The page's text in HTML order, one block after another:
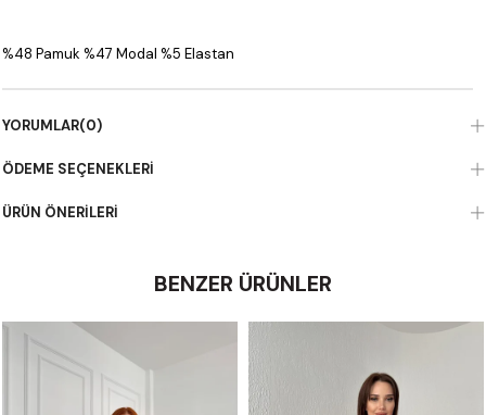
%48 Pamuk %47 Modal %5 Elastan
YORUMLAR(0)
ÖDEME SEÇENEKLERI
ÜRÜN ÖNERILERI
BENZER ÜRÜNLER